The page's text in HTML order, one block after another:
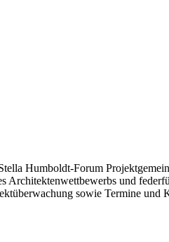
Humboldt-Forum
Architektenwettbewerbs und
sowie Termine und